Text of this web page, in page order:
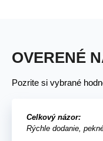
OVERENÉ
Pozrite si vybrané
Celkový názor:
Rýchle dodanie,